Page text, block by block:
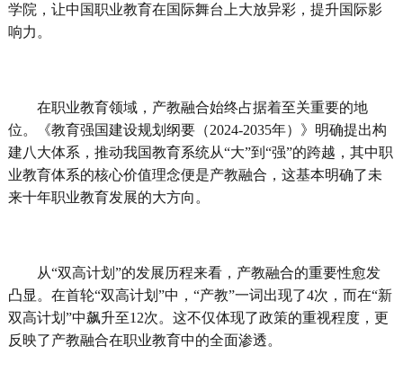
学院，让中国职业教育在国际舞台上大放异彩，提升国际影
响力。
在职业教育领域，产教融合始终占据着至关重要的地
位。《教育强国建设规划纲要（2024-2035年）》明确提出构
建八大体系，推动我国教育系统从“大”到“强”的跨越，其中职
业教育体系的核心价值理念便是产教融合，这基本明确了未
来十年职业教育发展的大方向。
从“双高计划”的发展历程来看，产教融合的重要性愈发
凸显。在首轮“双高计划”中，“产教”一词出现了4次，而在“新
双高计划”中飙升至12次。这不仅体现了政策的重视程度，更
反映了产教融合在职业教育中的全面渗透。